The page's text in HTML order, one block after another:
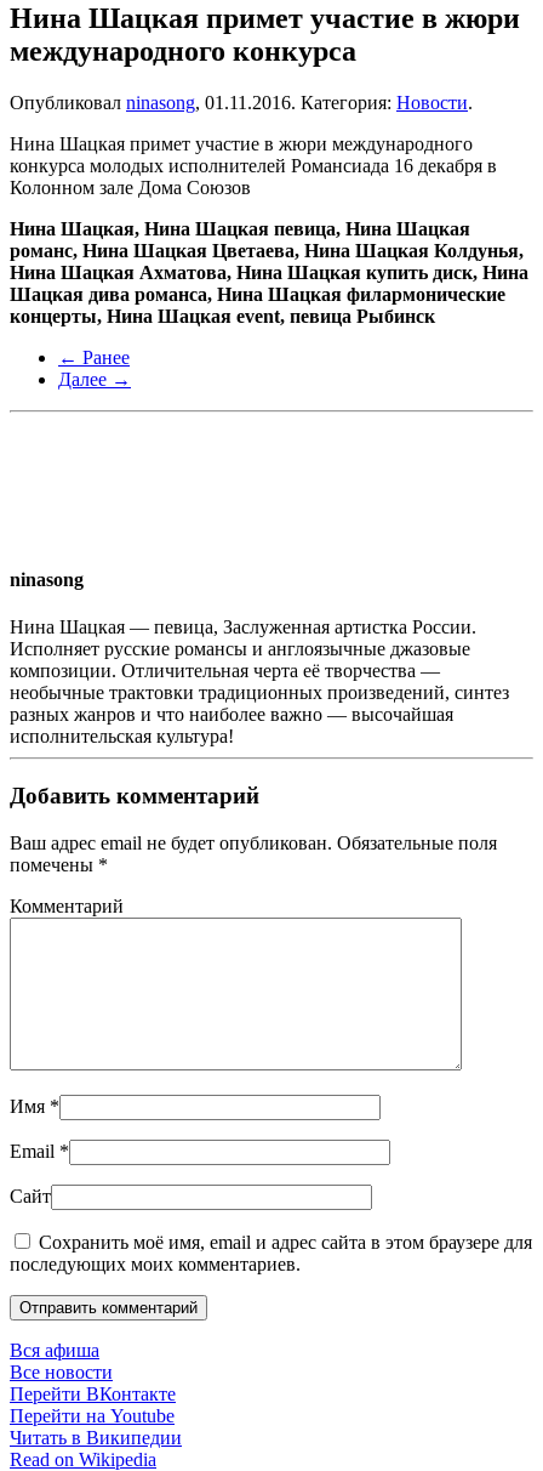
Нина Шацкая примет участие в жюри
международного конкурса
Опубликовал ninasong, 01.11.2016. Категория: Новости.
Нина Шацкая примет участие в жюри международного
конкурса молодых исполнителей Романсиада 16 декабря в
Колонном зале Дома Союзов
Нина Шацкая, Нина Шацкая певица, Нина Шацкая
романс, Нина Шацкая Цветаева, Нина Шацкая Колдунья,
Нина Шацкая Ахматова, Нина Шацкая купить диск, Нина
Шацкая дива романса, Нина Шацкая филармонические
концерты, Нина Шацкая event, певица Рыбинск
← Ранее
Далее →
ninasong
Нина Шацкая — певица, Заслуженная артистка России.
Исполняет русские романсы и англоязычные джазовые
композиции. Отличительная черта её творчества —
необычные трактовки традиционных произведений, синтез
разных жанров и что наиболее важно — высочайшая
исполнительская культура!
Добавить комментарий
Ваш адрес email не будет опубликован. Обязательные поля
помечены *
Комментарий
Имя *
Email *
Сайт
Сохранить моё имя, email и адрес сайта в этом браузере для
последующих моих комментариев.
Отправить комментарий
Вся афиша
Все новости
Перейти ВКонтакте
Перейти на Youtube
Читать в Википедии
Read on Wikipedia